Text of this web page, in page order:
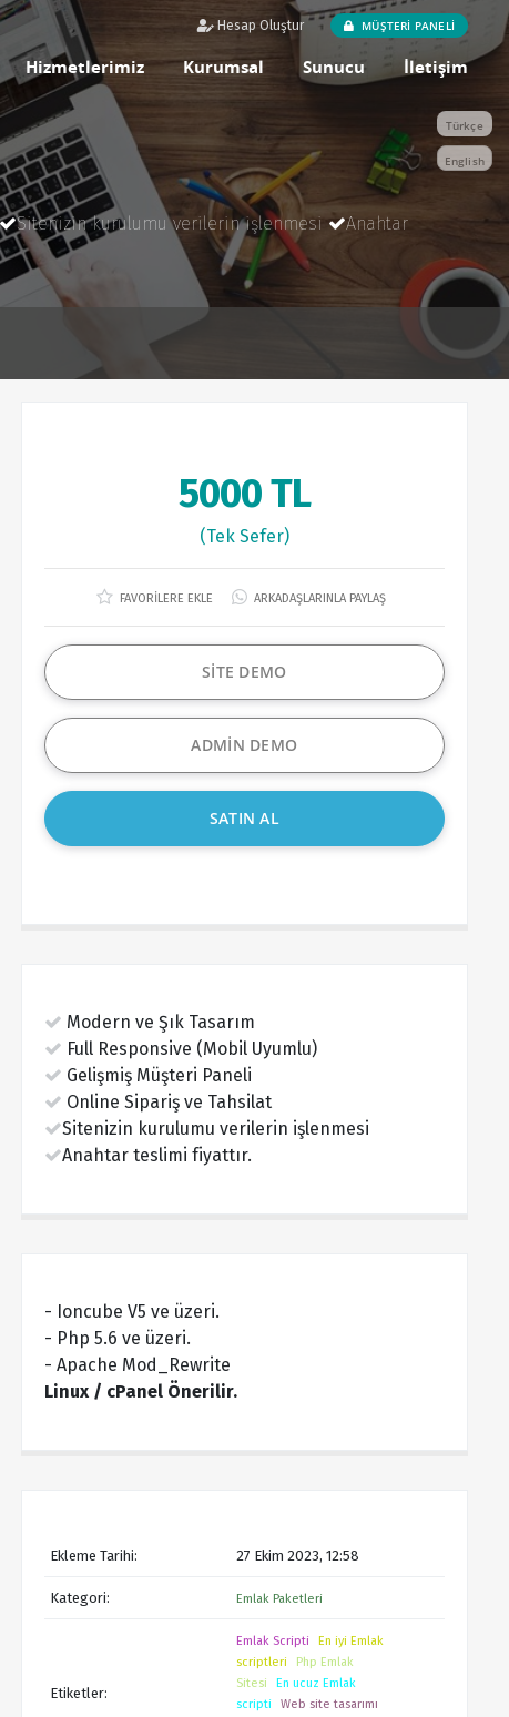
Hesap Oluştur MÜŞTERİ PANELİ
Hizmetlerimiz Kurumsal Sunucu İletişim
Türkçe
English
Sitenizin kurulumu verilerin işlenmesi
Anahtar
5000 TL
(Tek Sefer)
FAVORİLERE EKLE ARKADAŞLARINLA PAYLAŞ
SİTE DEMO
ADMİN DEMO
SATIN AL
Modern ve Şık Tasarım
Full Responsive (Mobil Uyumlu)
Gelişmiş Müşteri Paneli
Online Sipariş ve Tahsilat
Sitenizin kurulumu verilerin işlenmesi
Anahtar teslimi fiyattır.
- Ioncube V5 ve üzeri.
- Php 5.6 ve üzeri.
- Apache Mod_Rewrite
Linux / cPanel Önerilir.
Ekleme Tarihi: 27 Ekim 2023, 12:58
Kategori: Emlak Paketleri
Etiketler:
Emlak Scripti
En iyi Emlak
scriptleri
Php Emlak
Sitesi
En ucuz Emlak
scripti
Web site tasarımı